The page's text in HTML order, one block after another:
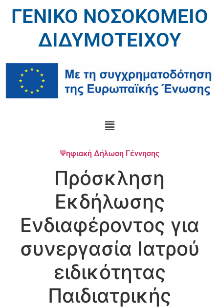
ΓΕΝΙΚΟ ΝΟΣΟΚΟΜΕΙΟ
ΔΙΔΥΜΟΤΕΙΧΟΥ
Ψηφιακή Δήλωση Γέννησης
Πρόσκληση
Εκδήλωσης
Ενδιαφέροντος για
συνεργασία Ιατρού
ειδικότητας
Παιδιατρικής